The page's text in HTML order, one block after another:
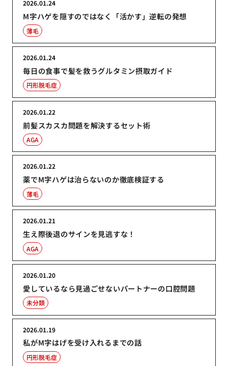
M字ハゲを隠すのではなく「活かす」逆転の発想
2026.01.24
薄毛
毎日の食事で髪を救うグルタミン摂取ガイド
2026.01.24
円形脱毛症
前髪スカスカ問題を解決するセット術
2026.01.22
AGA
薬でM字ハゲは治らないのか徹底検証する
2026.01.22
薄毛
生え際後退のサインを見逃すな！
2026.01.21
AGA
愛しているなら見過ごせないパートナーの口腔問題
2026.01.20
未分類
私がM字はげを受け入れるまでの話
2026.01.19
円形脱毛症